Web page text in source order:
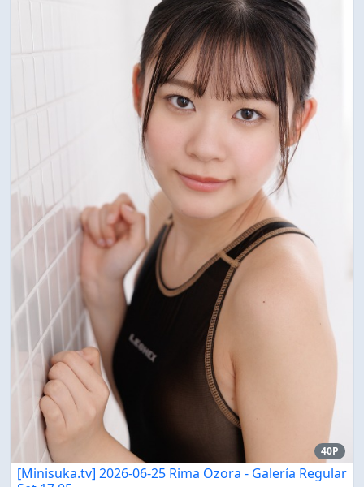
40P
[Minisuka.tv] 2026-06-25 Rima Ozora - Galería Regular